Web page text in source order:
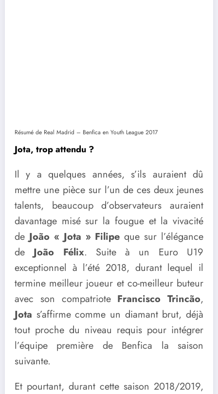
Résumé de Real Madrid – Benfica en Youth League 2017
Jota, trop attendu ?
Il y a quelques années, s’ils auraient dû
mettre une pièce sur l’un de ces deux jeunes
talents, beaucoup d’observateurs auraient
davantage misé sur la fougue et la vivacité
deJoão « Jota » Filipe que sur l’élégance
deJoão Félix. Suite à un Euro U19
exceptionnel à l’été 2018, durant lequel il
termine meilleur joueur et co-meilleur buteur
avec son compatriote Francisco Trincão,
Jota s’affirme comme un diamant brut, déjà
tout proche du niveau requis pour intégrer
l’équipe première de Benfica la saison
suivante.
Et pourtant, durant cette saison 2018/2019,